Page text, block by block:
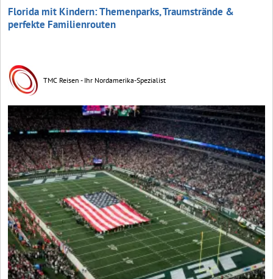
Florida mit Kindern: Themenparks, Traumstrände &
perfekte Familienrouten
TMC Reisen - Ihr Nordamerika-Spezialist